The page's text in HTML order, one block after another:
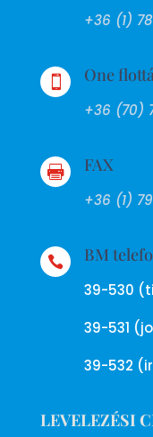
+36 (1)
 One
+36 (70)
 FAX
+36 (1)
 BM
39-530
39-531
39-532
LEVELEZÉSI